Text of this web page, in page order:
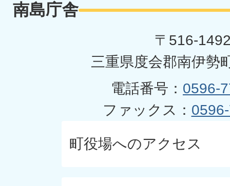
南島庁舎
〒516-
三重県度会郡南伊勢
電話番号： 0596-
ファックス：
町役場へのアクセス